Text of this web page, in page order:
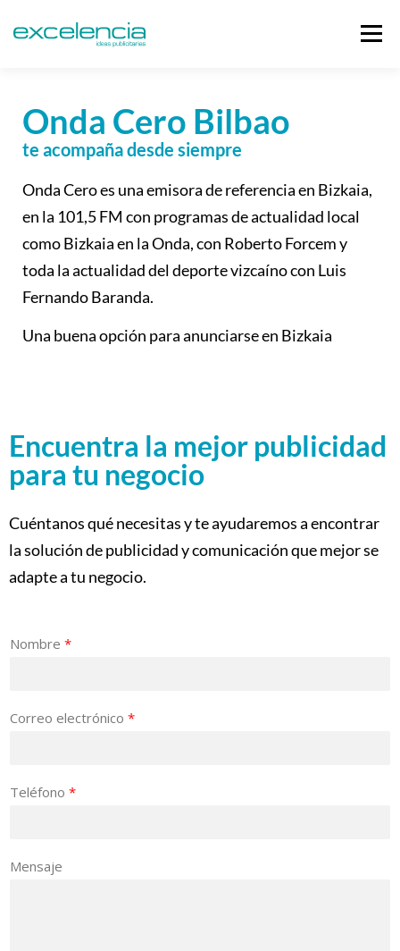
Menú
Onda Cero Bilbao
te acompaña desde siempre
Onda Cero es una emisora de referencia en Bizkaia,
en la 101,5 FM con programas de actualidad local
como Bizkaia en la Onda, con Roberto Forcem y
toda la actualidad del deporte vizcaíno con Luis
Fernando Baranda.
Una buena opción para anunciarse en Bizkaia
Encuentra la mejor publicidad
para tu negocio
Cuéntanos qué necesitas y te ayudaremos a encontrar
la solución de publicidad y comunicación que mejor se
adapte a tu negocio.
Nombre *
Correo electrónico *
Teléfono *
Mensaje